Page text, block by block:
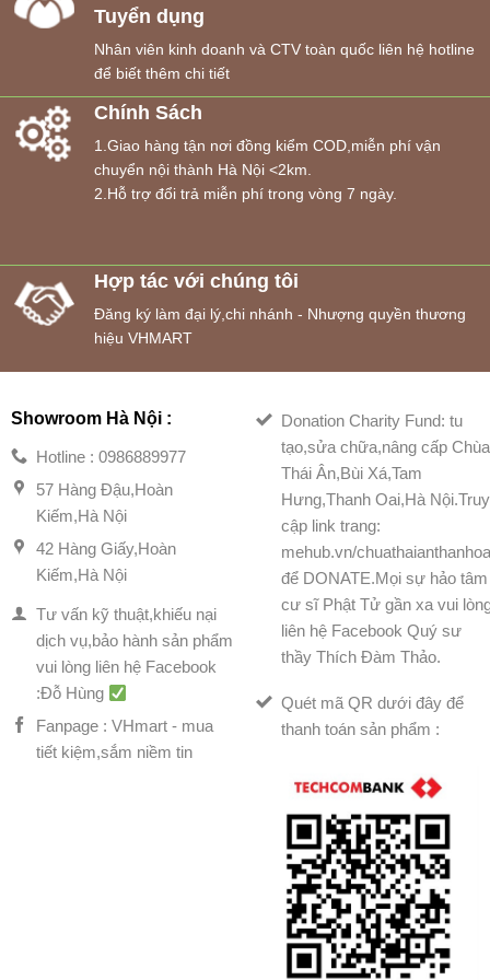
Tuyển dụng
Nhân viên kinh doanh và CTV toàn quốc liên hệ hotline
để biết thêm chi tiết
Chính Sách
1.Giao hàng tận nơi đồng kiểm COD,miễn phí vận
chuyển nội thành Hà Nội <2km.
2.Hỗ trợ đổi trả miễn phí trong vòng 7 ngày.
Hợp tác với chúng tôi
Đăng ký làm đại lý,chi nhánh - Nhượng quyền thương
hiệu VHMART
Showroom Hà Nội :
Hotline : 0986889977
57 Hàng Đậu,Hoàn
Kiếm,Hà Nội
42 Hàng Giấy,Hoàn
Kiếm,Hà Nội
Tư vấn kỹ thuật,khiếu nại
dịch vụ,bảo hành sản phẩm
vui lòng liên hệ Facebook
:Đỗ Hùng
Fanpage : VHmart - mua
tiết kiệm,sắm niềm tin
Donation Charity Fund: tu
tạo,sửa chữa,nâng cấp Chùa
Thái Ân,Bùi Xá,Tam
Hưng,Thanh Oai,Hà Nội.Truy
cập link trang:
mehub.vn/
để DONATE.Mọi sự hảo tâm
cư sĩ Phật Tử gần xa vui
liên hệ Facebook Quý sư
thầy Thích Đàm Thảo.
Quét mã QR dưới đây để
thanh toán sản phẩm :